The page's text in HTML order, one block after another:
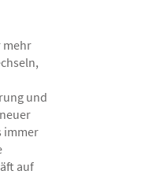
mehr
und
immer
auf